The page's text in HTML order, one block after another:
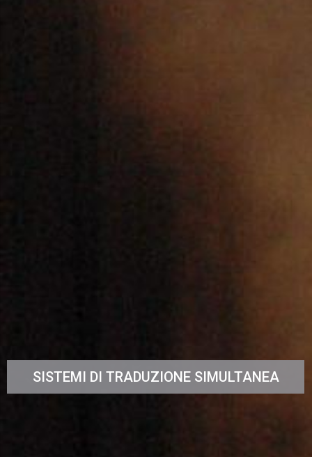
SISTEMI DI TRADUZIONE SIMULTANEA